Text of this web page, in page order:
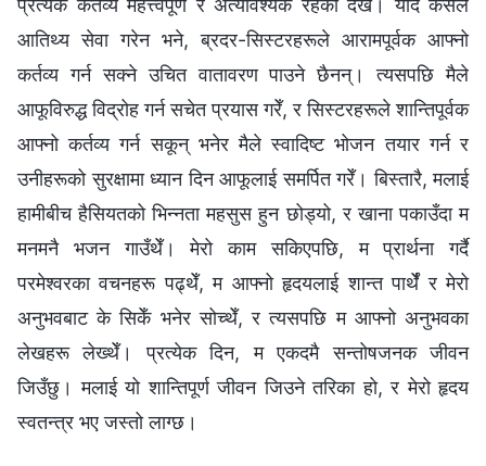
आतिथ्य सेवा गरेन भने, ब्रदर-सिस्टरहरूले आरामपूर्वक आफ्नो
कर्तव्य गर्न सक्ने उचित वातावरण पाउने छैनन्। त्यसपछि मैले
आफूविरुद्ध विद्रोह गर्न सचेत प्रयास गरेँ, र सिस्टरहरूले शान्तिपूर्वक
आफ्नो कर्तव्य गर्न सकून् भनेर मैले स्वादिष्ट भोजन तयार गर्न र
उनीहरूको सुरक्षामा ध्यान दिन आफूलाई समर्पित गरेँ। बिस्तारै, मलाई
हामीबीच हैसियतको भिन्नता महसुस हुन छोड्यो, र खाना पकाउँदा म
मनमनै भजन गाउँथेँ। मेरो काम सकिएपछि, म प्रार्थना गर्दै
परमेश्‍वरका वचनहरू पढ्थेँ, म आफ्नो हृदयलाई शान्त पार्थेँ र मेरो
अनुभवबाट के सिकेँ भनेर सोच्थेँ, र त्यसपछि म आफ्नो अनुभवका
लेखहरू लेख्थेँ। प्रत्येक दिन, म एकदमै सन्तोषजनक जीवन
जिउँछु। मलाई यो शान्तिपूर्ण जीवन जिउने तरिका हो, र मेरो हृदय
स्वतन्त्र भए जस्तो लाग्छ।